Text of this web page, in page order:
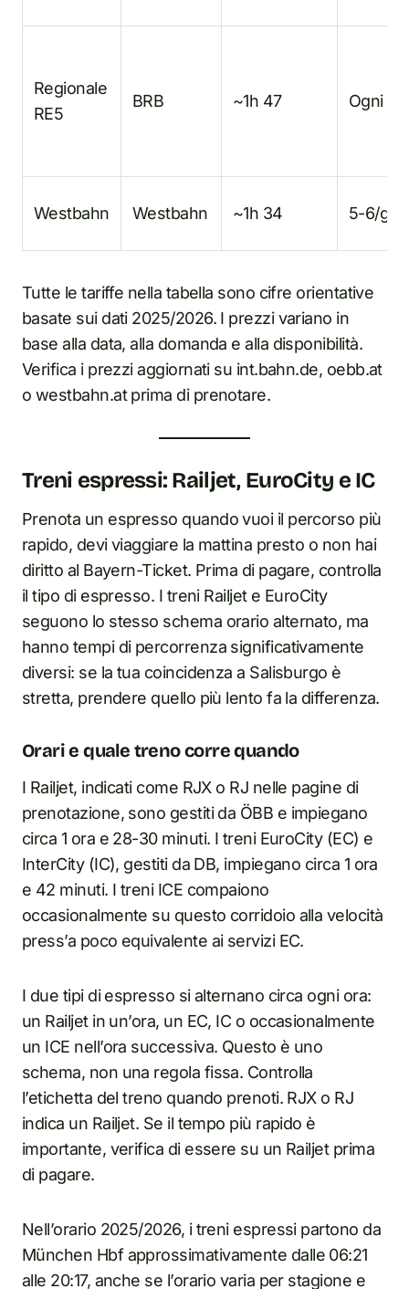
Regionale
RE5
BRB ~1h 47 Ogni
Westbahn Westbahn ~1h 34 5-6/
Tutte le tariffe nella tabella sono cifre orientative
basate sui dati 2025/2026. I prezzi variano in
base alla data, alla domanda e alla disponibilità.
Verifica i prezzi aggiornati su int.bahn.de, oebb.at
o westbahn.at prima di prenotare.
Treni espressi: Railjet, EuroCity e IC
Prenota un espresso quando vuoi il percorso più
rapido, devi viaggiare la mattina presto o non hai
diritto al Bayern-Ticket. Prima di pagare, controlla
il tipo di espresso. I treni Railjet e EuroCity
seguono lo stesso schema orario alternato, ma
hanno tempi di percorrenza significativamente
diversi: se la tua coincidenza a Salisburgo è
stretta, prendere quello più lento fa la differenza.
Orari e quale treno corre quando
I Railjet, indicati come RJX o RJ nelle pagine di
prenotazione, sono gestiti da ÖBB e impiegano
circa 1 ora e 28-30 minuti. I treni EuroCity (EC) e
InterCity (IC), gestiti da DB, impiegano circa 1 ora
e 42 minuti. I treni ICE compaiono
occasionalmente su questo corridoio alla velocità
press’a poco equivalente ai servizi EC.
I due tipi di espresso si alternano circa ogni ora:
un Railjet in un’ora, un EC, IC o occasionalmente
un ICE nell’ora successiva. Questo è uno
schema, non una regola fissa. Controlla
l’etichetta del treno quando prenoti. RJX o RJ
indica un Railjet. Se il tempo più rapido è
importante, verifica di essere su un Railjet prima
di pagare.
Nell’orario 2025/2026, i treni espressi partono da
München Hbf approssimativamente dalle 06:21
alle 20:17, anche se l’orario varia per stagione e